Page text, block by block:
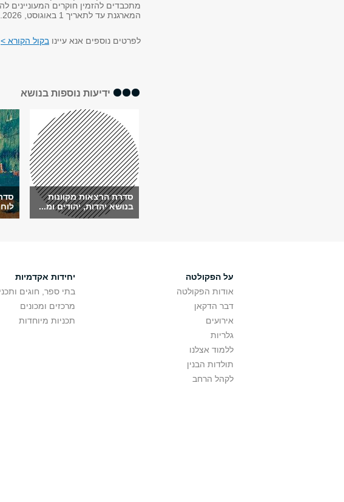
מתכבדים להזמין חוקרים המעוניינים
המארגנת עד לתאריך 1 באוגוסט, 2026.
לפרטים נוספים אנא עיינו בקול הקורא >
ידיעות נוספות בנושא
סדרת הרצאות מקוונות
בנושא יהדות, יהודים ומ...
על הפקולטה
אודות הפקולטה
דבר הדקאן
אירועים
גלריות
ללמוד אצלנו
תולדות הבנין
לקהל הרחב
יחידות אקדמיות
בתי ספר, חוגים
מרכזים ומכונים
תכניות מיוחדות